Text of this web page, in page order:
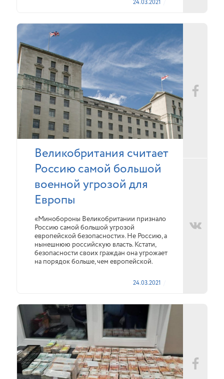
24.03.2021
Великобритания считает
Россию самой большой
военной угрозой для
Европы
«Минобороны Великобритании признало
Россию самой большой угрозой
европейской безопасности». Не Россию, а
нынешнюю российскую власть. Кстати,
безопасности своих граждан она угрожает
на порядок больше, чем европейской.
24.03.2021